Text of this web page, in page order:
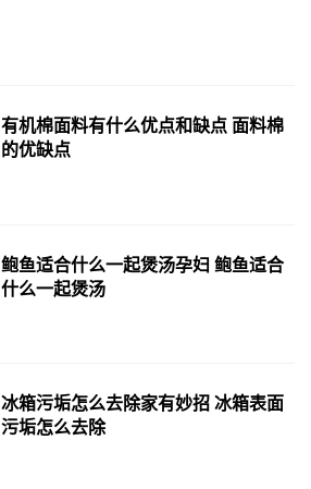
有机棉面料有什么优点和缺点 面料棉
的优缺点
鲍鱼适合什么一起煲汤孕妇 鲍鱼适合
什么一起煲汤
冰箱污垢怎么去除家有妙招 冰箱表面
污垢怎么去除